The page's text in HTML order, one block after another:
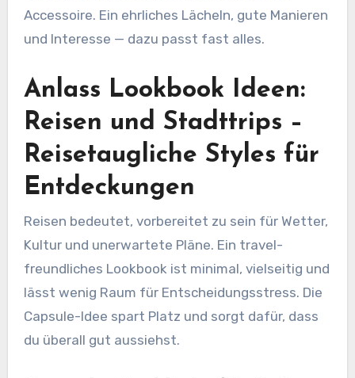
Accessoire. Ein ehrliches Lächeln, gute Manieren
und Interesse — dazu passt fast alles.
Anlass Lookbook Ideen:
Reisen und Stadttrips –
Reisetaugliche Styles für
Entdeckungen
Reisen bedeutet, vorbereitet zu sein für Wetter,
Kultur und unerwartete Pläne. Ein travel-
freundliches Lookbook ist minimal, vielseitig und
lässt wenig Raum für Entscheidungsstress. Die
Capsule-Idee spart Platz und sorgt dafür, dass
du überall gut aussiehst.